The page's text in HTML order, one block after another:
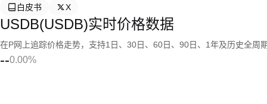
白皮书
X
USDB(USDB)实时价格数据
在P网上追踪价格走势，支持1日、30日、60日、90日、1年及历史全周
--0.00%